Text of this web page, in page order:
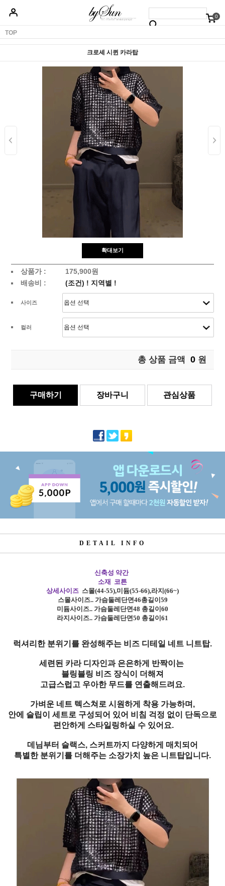
0
베스트50
TOP
크로셰 시퀸 카라탑
확대보기
상품가 :
175,900원
배송비 :
(조건) ! 지역별 !
사이즈
컬러
총 상품 금액 0 원
구매하기 장바구니 관심상품
DETAIL INFO
신축성 약간
소재 코튼
상세사이즈 스몰(44-55),미듐(55-66),라지 (66~)
스몰사이즈.. 가슴둘레단면46총길이59
미듐사이즈.. 가슴둘레단면48 총길이60
라지사이즈.. 가슴둘레단면50 총길이61
럭셔리한 분위기를 완성해주는 비즈 디테일 네트 니트탑.
세련된 카라 디자인과 은은하게 반짝이는
블링블링 비즈 장식이 더해져
고급스럽고 우아한 무드를 연출해드려요.
가벼운 네트 텍스쳐로 시원하게 착용 가능하며,
안에 슬립이 세트로 구성되어 있어 비침 걱정 없이 단독으로
편안하게 스타일링하실 수 있어요.
데님부터 슬랙스, 스커트까지 다양하게 매치되어
특별한 분위기를 더해주는 소장가치 높은 니트탑입니다.